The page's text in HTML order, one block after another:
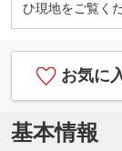
ひ現地をご覧く
お気に
基本情報